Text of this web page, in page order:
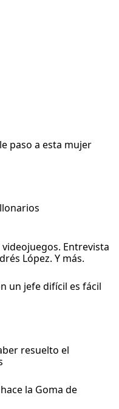
paso a esta mujer
Entrevista
López. Y más.
un jefe difícil es fácil
resuelto el
la Goma de